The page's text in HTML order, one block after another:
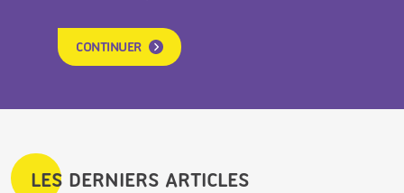
CONTINUER
LES DERNIERS ARTICLES